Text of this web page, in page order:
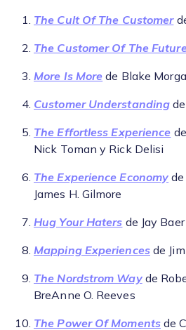
The Cult Of The Customer
The Customer Of The
More Is More de Blake
Customer Understanding
The Effortless Experience
Nick Toman y Rick Delisi
The Experience Economy de
James H. Gilmore
Hug Your Haters de Jay Baer
Mapping Experiencesde
The Nordstrom Wayde
BreAnne O. Reeves
The Power Of Moments de